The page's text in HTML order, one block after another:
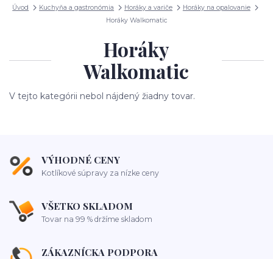
Úvod Kuchyňa a gastronómia Horáky a variče
Horáky na opalovanie
Horáky Walkomatic
Horáky
Walkomatic
V tejto kategórii nebol nájdený žiadny tovar.
VÝHODNÉ CENY
Kotlíkové súpravy za nízke ceny
VŠETKO SKLADOM
Tovar na 99 % držíme skladom
ZÁKAZNÍCKA PODPORA